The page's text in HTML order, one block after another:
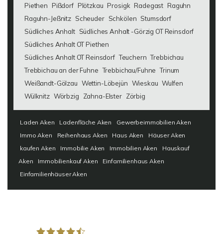
Piethen
Pißdorf Plötzkau Prosigk Radegast Raguhn
Raguhn-Jeßnitz Scheuder Schkölen Stumsdorf
Südliches Anhalt Südliches Anhalt -Görzig OT Reinsdorf
Südliches Anhalt OT Piethen
Südliches Anhalt OT Reinsdorf Teuchern Trebbichau
Trebbichau an der Fuhne Trebbichau/Fuhne Trinum
Weißandt-Gölzau Wettin-Löbejün Wieskau Wulfen
Wülknitz Wörbzig Zahna-Elster Zörbig
Laden Aken Ladenfläche Aken
Gewerbeimmobilien Aken
Immo Aken
Reihenhaus Aken Haus Aken
Häuser Aken
kaufen Aken
Immobilie Aken Immobilien Aken
Hauskauf
Aken
Immobilienkauf Aken
Einfamilienhaus Aken
Einfamilienhäuser Aken